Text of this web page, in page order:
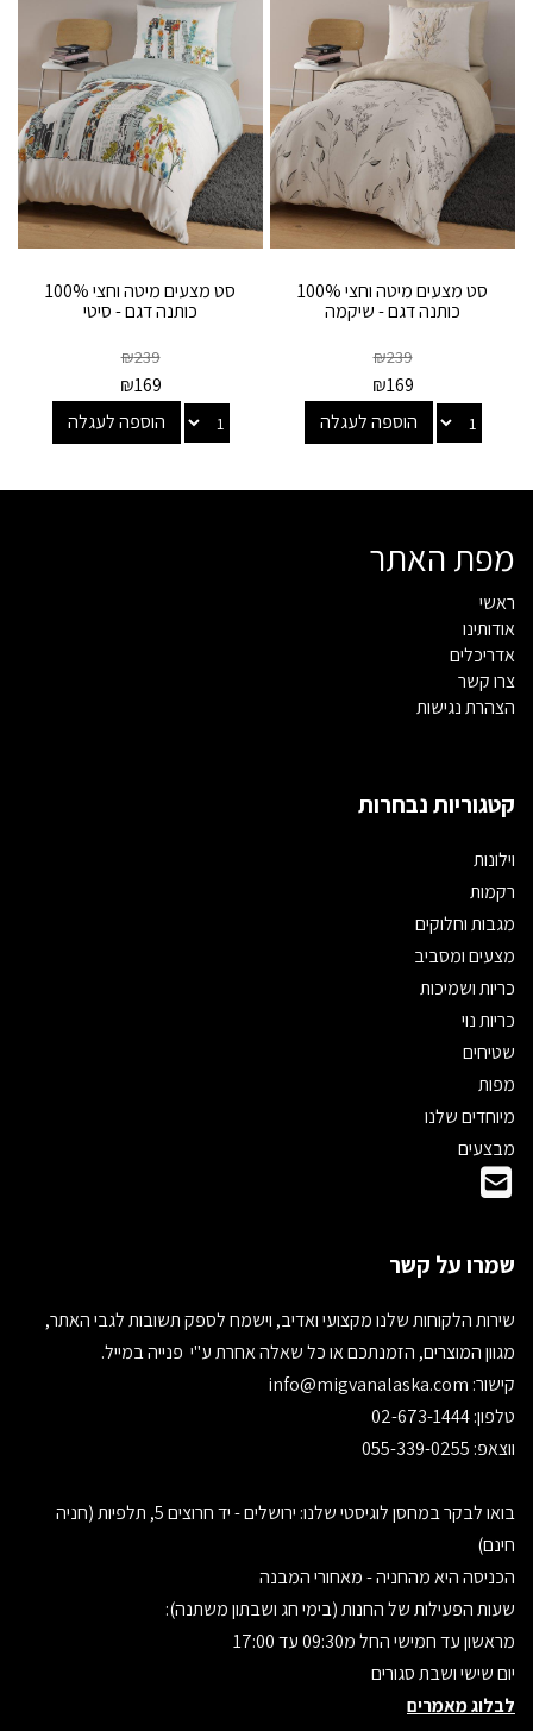
סט מצעים מיטה וחצי 100%
כותנה דגם - שיקמה
₪239
₪169
הוספה לעגלה
סט מצעים מיטה וחצי 100%
כותנה דגם - סיטי
₪239
₪169
הוספה לעגלה
מפת האתר
ראשי
אודותינו
אדריכלים
צרו קשר
הצהרת נגישות
קטגוריות נבחרות
וילונות
רקמות
מגבות וחלוקים
מצעים ומסביב
כריות ושמיכות
כריות נוי
שטיחים
מפות
מיוחדים שלנו
מבצעים
שמרו על קשר
שירות הלקוחות שלנו מקצועי ואדיב, וישמח לספק תשובות לגבי האתר,
מגוון המוצרים, הזמנתכם או כל שאלה אחרת ע"י פנייה במייל.
קישור:
טלפון: 02-673-1444
ווצאפ: 055-339-0255
בואו לבקר במחסן לוגיסטי שלנו: ירושלים - יד חרוצים 5, תלפיות (חניה
חינם)
הכניסה היא מהחניה - מאחורי המבנה
שעות הפעילות של החנות (בימי חג ושבתון משתנה):
מראשון עד חמישי החל מ09:30 עד 17:00
יום שישי ושבת סגורים
לבלוג מאמרים